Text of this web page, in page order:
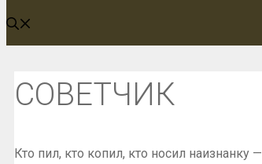
СОВЕТЧИК
Кто пил, кто копил, кто носил наизнанку —